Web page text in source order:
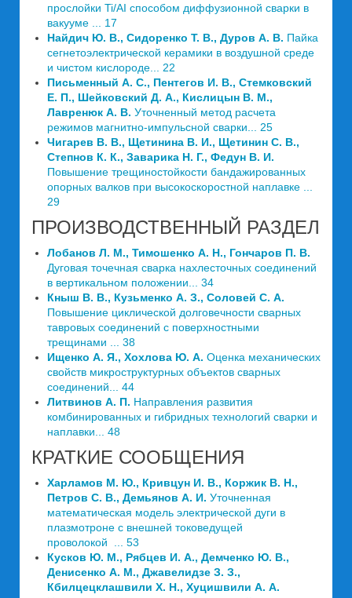
прослойки Ti/AI способом диффузионной сварки в
вакууме ... 17
Найдич Ю. В., Сидоренко Т. В., Дуров А. В. Пайка
сегнетоэлектрической керамики в воздушной среде
и чистом кислороде... 22
Письменный А. С., Пентегов И. В., Стемковский
Е. П., Шейковский Д. А., Кислицын В. М.,
Лавренюк А. В. Уточненный метод расчета
режимов магнитно-импульсной сварки... 25
Чигарев В. В., Щетинина В. И., Щетинин С. В.,
Степнов К. К., Заварика Н. Г., Федун В. И.
Повышение трещиностойкости бандажированных
опорных валков при высокоскоростной наплавке ...
29
ПРОИЗВОДСТВЕННЫЙ РАЗДЕЛ
Лобанов Л. М., Тимошенко А. Н., Гончаров П. В.
Дуговая точечная сварка нахлесточных соединений
в вертикальном положении... 34
Кныш В. В., Кузьменко А. З., Соловей С. А.
Повышение циклической долговечности сварных
тавровых соединений с поверхностными
трещинами ... 38
Ищенко А. Я., Хохлова Ю. А. Оценка механических
свойств микроструктурных объектов сварных
соединений... 44
Литвинов А. П. Направления развития
комбинированных и гибридных технологий сварки и
наплавки... 48
КРАТКИЕ СООБЩЕНИЯ
Харламов М. Ю., Кривцун И. В., Коржик В. Н.,
Петров С. В., Демьянов А. И. Уточненная
математическая модель электрической дуги в
плазмотроне с внешней токоведущей
проволокой ... 53
Кусков Ю. М., Рябцев И. А., Демченко Ю. В.,
Денисенко А. М., Джавелидзе З. З.,
Кбилцецклашвили X. Н., Хуцишвили А. А.